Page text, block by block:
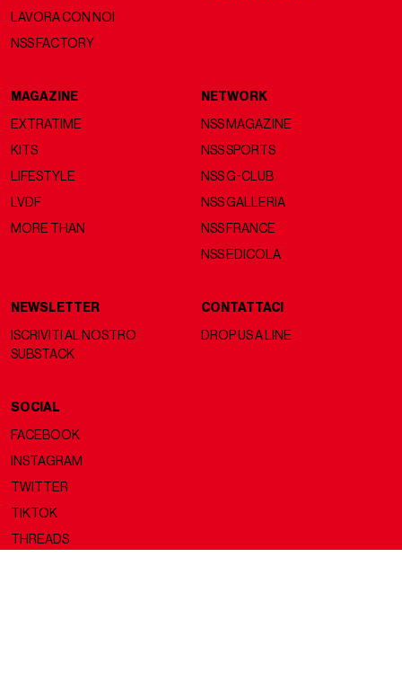
LAVORA CON NOI
NSS FACTORY
MAGAZINE
EXTRATIME
KITS
LIFESTYLE
LVDF
MORE THAN
NETWORK
NSS MAGAZINE
NSS SPORTS
NSS G-CLUB
NSS GALLERIA
NSS FRANCE
NSS EDICOLA
NEWSLETTER
ISCRIVITI AL NOSTRO
SUBSTACK
CONTATTACI
DROP US A LINE
SOCIAL
FACEBOOK
INSTAGRAM
TWITTER
TIKTOK
THREADS